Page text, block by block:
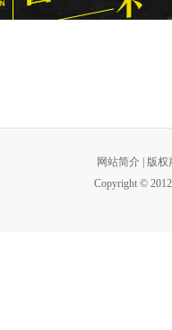
网站简介
版权
Copyright ©